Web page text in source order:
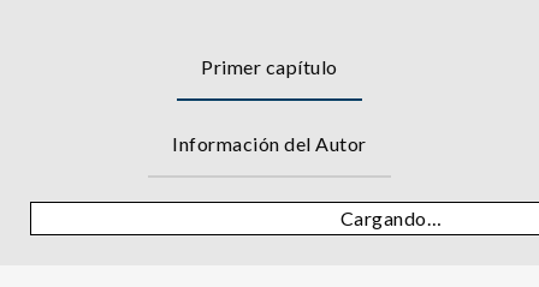
Primer capítulo
Información del Autor
Cargando…